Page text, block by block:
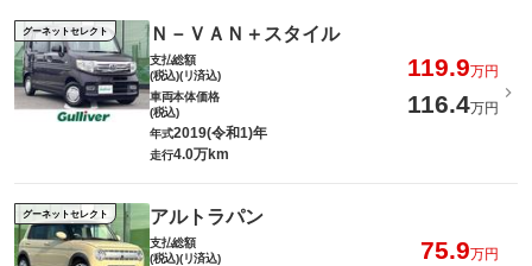
グーネットセレクト Ｎ－ＶＡＮ＋スタイル
支払総額
(税込)(リ済込)
119.9万円
車両本体価格
(税込)
116.4万円
年式2019(令和1)年
走行4.0万km
グーネットセレクト アルトラパン
支払総額
(税込)(リ済込)
75.9万円